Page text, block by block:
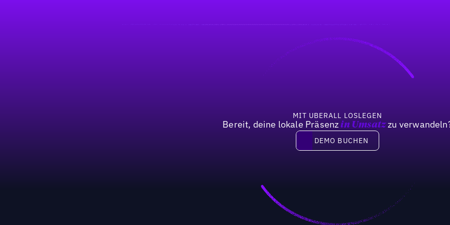
MIT UBERALL LOSLEGEN
Bereit, deine lokale Präsenzin Umsatzzu
DEMO BUCHEN
DEMO BUCHEN